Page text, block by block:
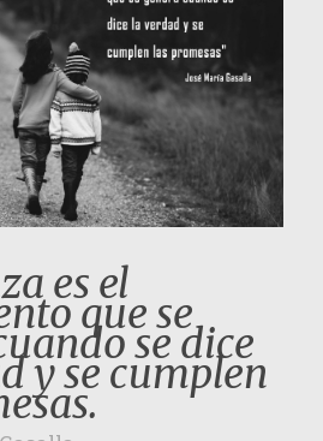
es el
que se
se dice
y se cumplen